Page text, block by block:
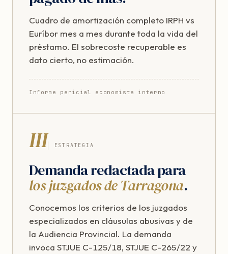
Cuadro de amortización completo IRPH vs
Euríbor mes a mes durante toda la vida del
préstamo. El sobrecoste recuperable es
dato cierto, no estimación.
Informe pericial economista interno
III ESTRATEGIA
Demanda redactada para
los juzgados de Tarragona.
Conocemos los criterios de los juzgados
especializados en cláusulas abusivas y de
la Audiencia Provincial. La demanda
invoca STJUE C-125/18, STJUE C-265/22 y